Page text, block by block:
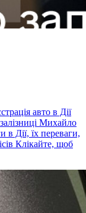
авто в Дії
Михайло
в Дії, їх переваги,
Клікайте, щоб